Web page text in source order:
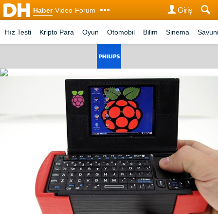
Haber Video Forum Giriş
Hız Testi Kripto Para Oyun Otomobil Bilim Sinema